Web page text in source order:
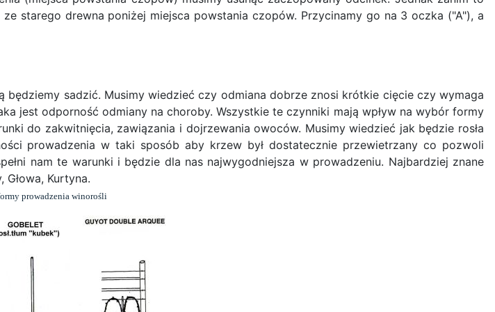
starego drewna poniżej miejsca powstania czopów. Przycinamy go na 3 oczka ("A"), a
sadzić. Musimy wiedzieć czy odmiana dobrze znosi krótkie cięcie czy wymaga
jest odporność odmiany na choroby. Wszystkie te czynniki mają wpływ na wybór formy
do zakwitnięcia, zawiązania i dojrzewania owoców. Musimy wiedzieć jak będzie rosła
prowadzenia w taki sposób aby krzew był dostatecznie przewietrzany co pozwoli
nam te warunki i będzie dla nas najwygodniejsza w prowadzeniu. Najbardziej znane
Kurtyna.
prowadzenia winorośli